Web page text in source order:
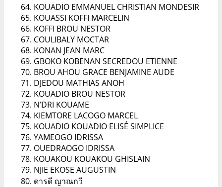
KOUADIO EMMANUEL CHRISTIAN MONDESIR
KOUASSI KOFFI MARCELIN
KOFFI BROU NESTOR
COULIBALY MOCTAR
KONAN JEAN MARC
GBOKO KOBENAN SECREDOU ETIENNE
BROU AHOU GRACE BENJAMINE AUDE
DJEDOU MATHIAS ANOH
KOUADIO BROU NESTOR
N’DRI KOUAME
KIEMTORE LACOGO MARCEL
KOUADIO KOUADIO ELISÉ SIMPLICE
YAMEOGO IDRISSA
OUEDRAOGO IDRISSA
KOUAKOU KOUAKOU GHISLAIN
NJIE EKOSE AUGUSTIN
ดารดี ญาณกวี